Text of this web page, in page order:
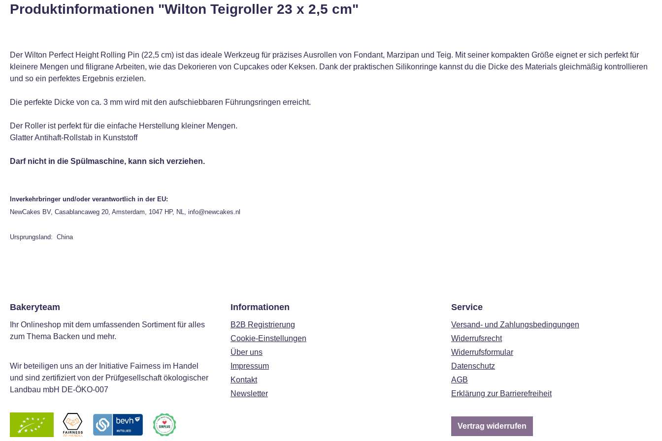
Produktinformationen "Wilton Teigroller 23 x 2,5 cm"
Der Wilton Perfect Height Rolling Pin (22,5 cm) ist das ideale Werkzeug für präzises Ausrollen von Fondant, Marzipan und Teig. Mit seiner kompakten Größe eignet er sich perfekt für
kleinere Mengen und filigrane Arbeiten, wie das Dekorieren von Cupcakes oder Keksen. Dank der praktischen Silikonringe kannst du die Dicke des Materials gleichmäßig kontrollieren
und so ein perfektes Ergebnis erzielen.
Die perfekte Dicke von ca. 3 mm wird mit den aufschiebbaren Führungsringen erreicht.
Der Roller ist perfekt für die einfache Herstellung kleiner Mengen.
Glatter Antihaft-Rollstab in Kunststoff
Darf nicht in die Spülmaschine, kann sich verziehen.
Inverkehrbringer und/oder verantwortlich in der EU:
NewCakes BV, Casablancaweg 20, Amsterdam, 1047 HP, NL, info@newcakes.nl
Ursprungsland: China
Bakeryteam
Ihr Onlineshop mit dem umfassenden Sortiment für alles
zum Thema Backen und mehr.
Wir beteiligen uns an der Initiative Fairness im Handel
und sind zertifiziert von der Prüfgesellschaft ökologischer
Landbau mbH DE-ÖKO-007
Informationen
B2B Registrierung
Cookie-Einstellungen
Über uns
Impressum
Kontakt
Newsletter
Service
Versand- und Zahlungsbedingungen
Widerrufsrecht
Widerrufsformular
Datenschutz
AGB
Erklärung zur Barrierefreiheit
Vertrag widerrufen